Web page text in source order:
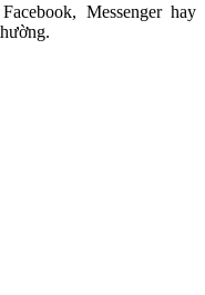
Messenger hay